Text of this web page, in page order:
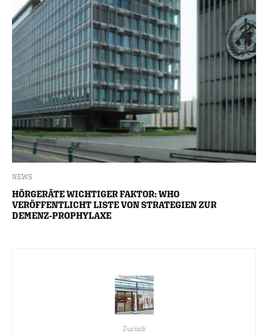
NEWS
HÖRGERÄTE WICHTIGER FAKTOR: WHO
VERÖFFENTLICHT LISTE VON STRATEGIEN ZUR
DEMENZ-PROPHYLAXE
Zurück